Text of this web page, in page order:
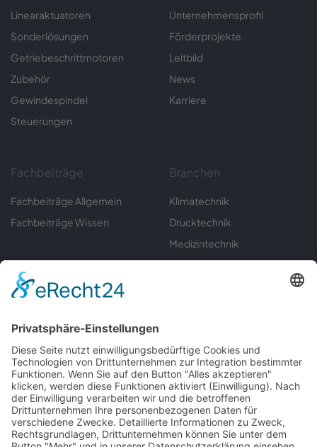
Linearaktuatoren
Sonderlösungen
Getriebeschrittmotoren
Zubehör
Gewindespindel
Steuerungen
Unternehmensprofil
Förderprojekte
Leitbild
News
Karriere
Fachbeiträge
Fachbeiträge Allgemein
Fachbeiträge Wissen
Branchen
Klimatechnik
Drucktechnik
Medizintechnik
Sondermaschinenbau
Gerätebau
Informationen
Downloads
Servicecenter
Kontakt